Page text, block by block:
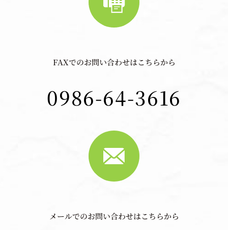
FAXでのお問い合わせはこちらから
0986-64-3616
メールでのお問い合わせはこちらから